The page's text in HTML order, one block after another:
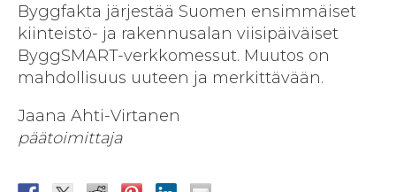
Byggfakta järjestää Suomen ensimmäiset
kiinteistö- ja rakennusalan viisipäiväiset
ByggSMART-verkkomessut. Muutos on
mahdollisuus uuteen ja merkittävään.
Jaana Ahti-Virtanen
päätoimittaja